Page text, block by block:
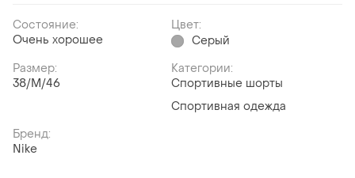
Состояние:
Очень хорошее
Цвет:
Серый
Размер:
38/M/46
Категории:
Спортивные шорты
Спортивная одежда
Бренд:
Nike